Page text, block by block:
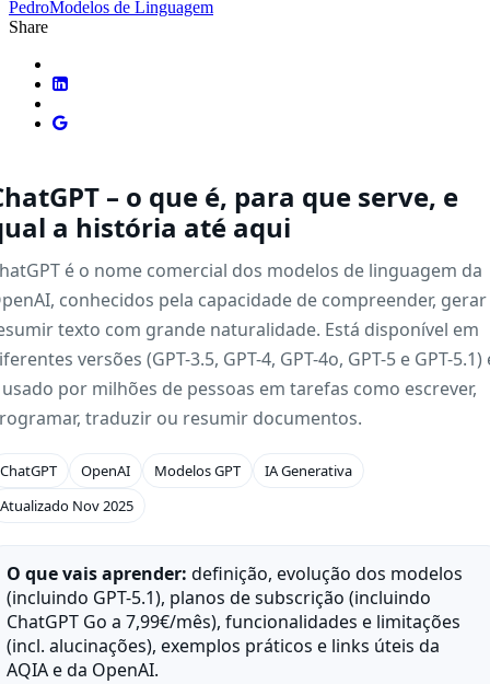
PedroModelos de Linguagem
Share
– o que é, para que serve, e
a história até aqui
é o nome comercial dos modelos de linguagem da
conhecidos pela capacidade de compreender, gerar
texto com grande naturalidade. Está disponível em
versões (GPT-3.5, GPT-4, GPT-4o, GPT-5 e GPT-5.1)
por milhões de pessoas em tarefas como escrever,
traduzir ou resumir documentos.
ChatGPT OpenAI Modelos GPT
IA Generativa
Atualizado Nov 2025
O que vais aprender: definição, evolução dos modelos
(incluindo GPT-5.1), planos de subscrição (incluindo
ChatGPT Go a 7,99€/mês), funcionalidades e limitações
(incl. alucinações), exemplos práticos e links úteis da
AQIA e da OpenAI.